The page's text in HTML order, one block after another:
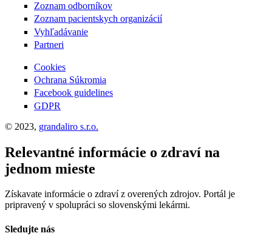
Zoznam odborníkov
Zoznam pacientskych organizácií
Vyhľadávanie
Partneri
Cookies
Ochrana Súkromia
Facebook guidelines
GDPR
© 2023, grandaliro s.r.o.
Relevantné informácie o zdraví na
jednom mieste
Získavate informácie o zdraví z overených zdrojov. Portál je
pripravený v spolupráci so slovenskými lekármi.
Sledujte nás